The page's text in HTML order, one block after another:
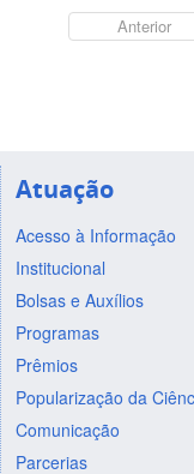
Anterior
Atuação
Acesso à Informação
Institucional
Bolsas e Auxílios
Programas
Prêmios
Popularização da
Comunicação
Parcerias